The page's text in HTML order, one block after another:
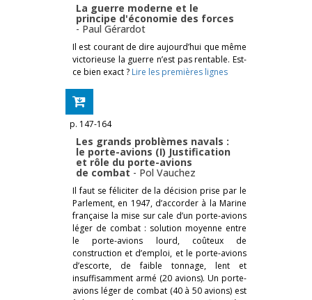
La guerre moderne et le
principe d'économie des forces
- Paul Gérardot
Il est courant de dire aujourd’hui que même
victorieuse la guerre n’est pas rentable. Est-
ce bien exact ? Lire les premières lignes
p. 147-164
Les grands problèmes navals :
le porte-avions (I) Justification
et rôle du porte-avions
de combat - Pol Vauchez
Il faut se féliciter de la décision prise par le
Parlement, en 1947, d’accorder à la Marine
française la mise sur cale d’un porte-avions
léger de combat : solution moyenne entre
le porte-avions lourd, coûteux de
construction et d’emploi, et le porte-avions
d’escorte, de faible tonnage, lent et
insuffisamment armé (20 avions). Un porte-
avions léger de combat (40 à 50 avions) est